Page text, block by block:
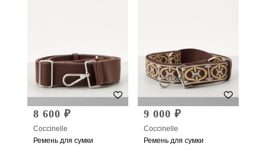
8 600 ₽
Coccinelle
Ремень для сумки
9 000 ₽
Coccinelle
Ремень для сумки